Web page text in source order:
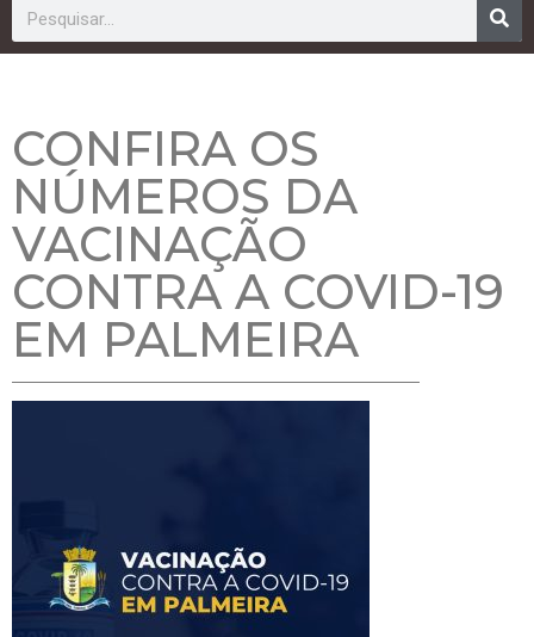
CONFIRA OS
NÚMEROS DA
VACINAÇÃO
CONTRA A COVID-19
EM PALMEIRA